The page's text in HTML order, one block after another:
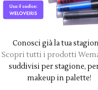
Conosci già la tua
Scopri tutti i prodotti
suddivisi per stagione,
makeup in palette!